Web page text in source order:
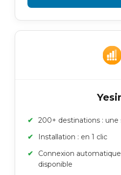
200+ destinations : une
Installation : en 1 clic
Connexion
disponible